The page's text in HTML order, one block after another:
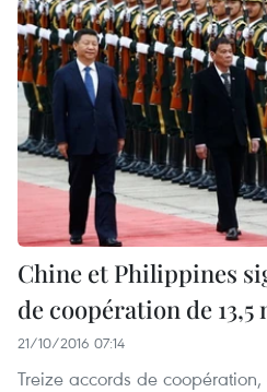
Chine et Philippines
de coopération de
21/10/2016 07:14
Treize accords de